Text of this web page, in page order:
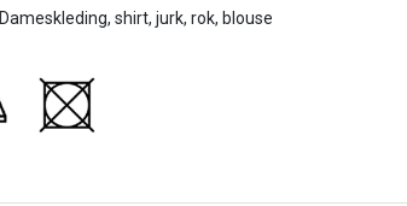
Dameskleding, shirt, jurk, rok, blouse